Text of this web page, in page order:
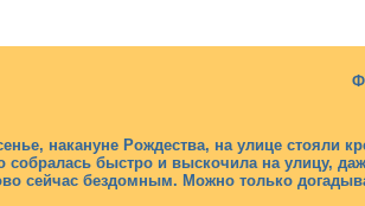
накануне Рождества, на улице стояли
собралась быстро и выскочила на улицу,
сейчас бездомным. Можно только